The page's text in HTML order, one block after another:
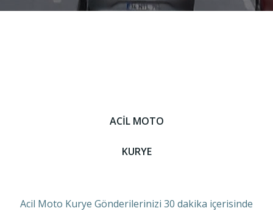
ACİL MOTO
KURYE
Acil Moto Kurye Gönderilerinizi 30 dakika içerisinde